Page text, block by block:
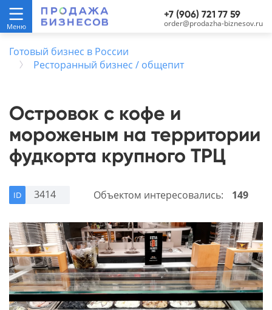
+7 (906) 721 77 59
order@prodazha-biznesov.ru
Готовый бизнес в России
Ресторанный бизнес / общепит
Островок с кофе и
мороженым на территории
фудкорта крупного ТРЦ
ID 3414 Объектом интересовались: 149